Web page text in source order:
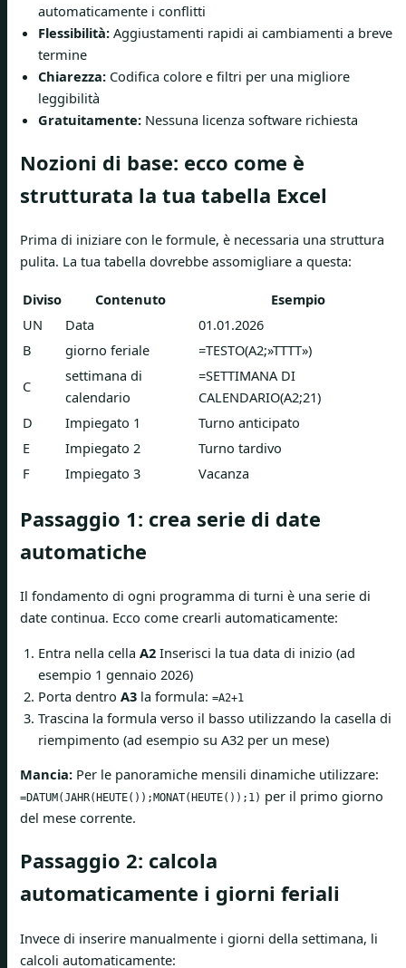
automaticamente i conflitti
Flessibilità: Aggiustamenti rapidi ai cambiamenti a breve
termine
Chiarezza: Codifica colore e filtri per una migliore
leggibilità
Gratuitamente: Nessuna licenza software richiesta
Nozioni di base: ecco come è
strutturata la tua tabella Excel
Prima di iniziare con le formule, è necessaria una struttura
pulita. La tua tabella dovrebbe assomigliare a questa:
Diviso Contenuto
Esempio
UN
Data
01.01.2026
B
giorno feriale
=TESTO(A2;»TTTT»)
C
settimana di
calendario
=SETTIMANA DI
CALENDARIO(A2;21)
D
Impiegato 1
Turno anticipato
E
Impiegato 2
Turno tardivo
F
Impiegato 3 Vacanza
Passaggio 1: crea serie di date
automatiche
Il fondamento di ogni programma di turni è una serie di
date continua. Ecco come crearli automaticamente:
Entra nella cella A2 Inserisci la tua data di inizio (ad
esempio 1 gennaio 2026)
Porta dentro A3 la formula: =A2+1
Trascina la formula verso il basso utilizzando la casella di
riempimento (ad esempio su A32 per un mese)
Mancia: Per le panoramiche mensili dinamiche utilizzare:
=DATUM(JAHR(HEUTE());MONAT(HEUTE());1) per il primo giorno
del mese corrente.
Passaggio 2: calcola
automaticamente i giorni feriali
Invece di inserire manualmente i giorni della settimana, li
calcoli automaticamente: